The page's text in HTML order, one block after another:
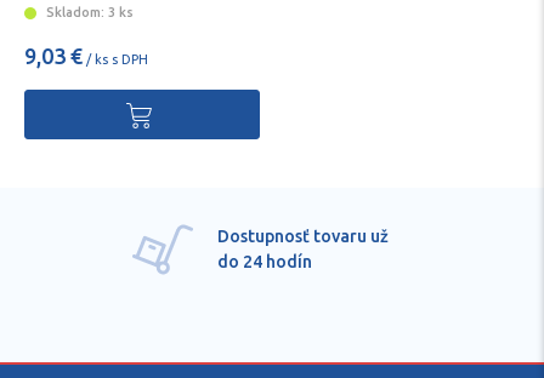
Skladom: 3 ks
9,03 € / ks s DPH
Dostupnosť tovaru už
do 24 hodín